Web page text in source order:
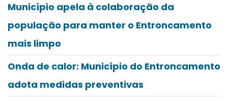
Município apela à colaboração da
população para manter o Entroncamento
mais limpo
Onda de calor: Município do Entroncamento
adota medidas preventivas